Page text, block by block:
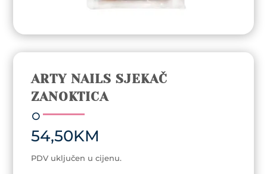
ARTY NAILS SJEKAČ
ZANOKTICA
54,50KM
PDV uključen u cijenu.